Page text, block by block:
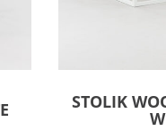
STOLIK